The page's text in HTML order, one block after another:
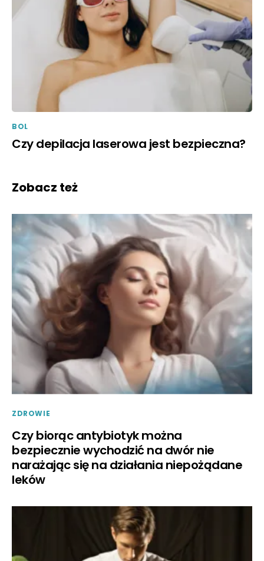
BOL
Czy depilacja laserowa jest bezpieczna?
Zobacz też
ZDROWIE
Czy biorąc antybiotyk można
bezpiecznie wychodzić na dwór nie
narażając się na działania niepożądane
leków